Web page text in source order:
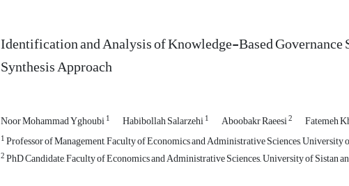
Identification and Analysis of Knowledge-Based
Synthesis Approach
Noor Mohammad Yghoubi1 Habibollah Salarzehi1 Aboobakr Raeesi2 Fatemeh
1Professor of Management, Faculty of Economics and Administrative Sciences,
2PhD Candidate, Faculty of Economics and Administrative Sciences,, University of Sistan